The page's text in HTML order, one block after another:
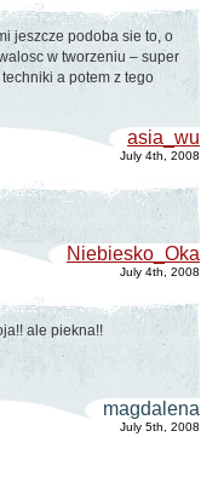
jeszcze podoba sie to, o
w tworzeniu – super
a potem z tego
asia_wu
July 4th, 2008
Niebiesko_Oka
July 4th, 2008
ale piekna!!
magdalena
July 5th, 2008